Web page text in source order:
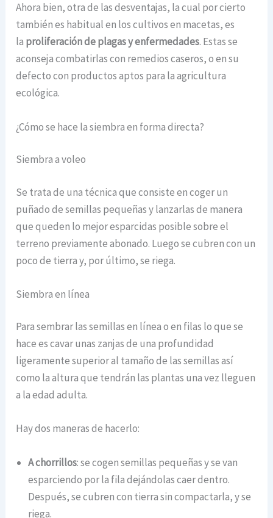
Ahora bien, otra de las desventajas, la cual por cierto
también es habitual en los cultivos en macetas, es
la proliferación de plagas y enfermedades. Estas se
aconseja combatirlas con remedios caseros, o en su
defecto con productos aptos para la agricultura
ecológica.
¿Cómo se hace la siembra en forma directa?
Siembra a voleo
Se trata de una técnica que consiste en coger un
puñado de semillas pequeñas y lanzarlas de manera
que queden lo mejor esparcidas posible sobre el
terreno previamente abonado. Luego se cubren con un
poco de tierra y, por último, se riega.
Siembra en línea
Para sembrar las semillas en línea o en filas lo que se
hace es cavar unas zanjas de una profundidad
ligeramente superior al tamaño de las semillas así
como la altura que tendrán las plantas una vez lleguen
a la edad adulta.
Hay dos maneras de hacerlo:
A chorrillos: se cogen semillas pequeñas y se van
esparciendo por la fila dejándolas caer dentro.
Después, se cubren con tierra sin compactarla, y se
riega.